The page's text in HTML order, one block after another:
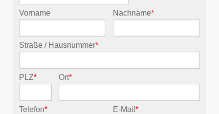
Vorname Nachname*
Straße / Hausnummer*
PLZ* Ort*
Telefon* E-Mail*